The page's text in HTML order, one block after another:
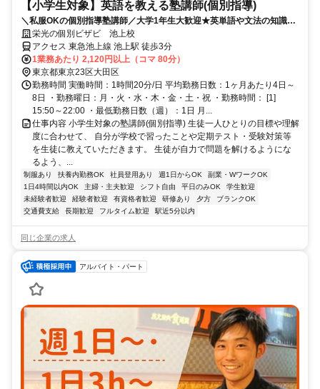
【小学生対象】英語を教える塾講師(個別指導)
＼私服OKの個別指導塾講師／大学1年生大歓迎★英単語や文法の知識を
活かそう♪教えることが好きな方歓迎！
栄光の個別ビザビ 池上校
アクセス 東急池上線 池上駅 徒歩3分
1業務あたり 2,120円以上（コマ 80分）
東京都東京23区大田区
勤務時間 実働時間：1時間20分/日 平均勤務日数：1ヶ月あたり4日～
8日 ・勤務曜日：月・火・水・木・金・土・祝 ・勤務時間： [1]
15:50～22:00 ・最低勤務日数（週）：1日 月...
仕事内容 小学生対象の塾講師(個別指導) 生徒一人ひとりの目標や理解
度に合わせて、 自分が学校で習ったことや定期テスト・受験対策等
を生徒に教えていただきます。 生徒が自力で問題を解けるようにな
るよう、...
制服あり 扶養内勤務OK 社員登用あり 週1日からOK
副業・WワークOK
1日4時間以内OK
主婦・主夫歓迎 シフト自由 平日のみOK
学生歓迎
未経験者歓迎
経験者歓迎 有資格者歓迎 研修あり 夕方
ブランクOK
交通費支給
長期歓迎 フルタイム歓迎 駅近5分以内
同じ企業の求人
アルバイト・パート